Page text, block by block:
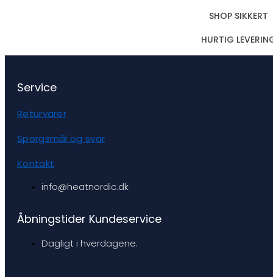
SHOP SIKKERT
HURTIG
Service
Returvarer
Sporgsmål og svar
Kontakt
info@heatnordic.dk
Åbningstider Kundeservice
Dagligt i hverdagene.